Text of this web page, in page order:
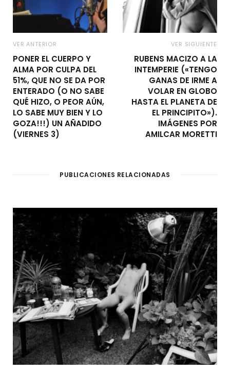
VER ANTERIOR
PONER EL CUERPO Y
ALMA POR CULPA DEL
51%, QUE NO SE DA POR
ENTERADO (O NO SABE
QUÉ HIZO, O PEOR AÚN,
LO SABE MUY BIEN Y LO
GOZA!!!) UN AÑADIDO
(VIERNES 3)
VER SIGUIENTE
RUBENS MACIZO A LA
INTEMPERIE («TENGO
GANAS DE IRME A
VOLAR EN GLOBO
HASTA EL PLANETA DE
EL PRINCIPITO»).
IMÁGENES POR
AMILCAR MORETTI
PUBLICACIONES RELACIONADAS